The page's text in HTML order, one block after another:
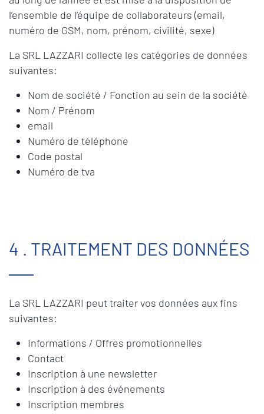
l’ensemble de l’équipe de collaborateurs (email,
numéro de GSM, nom, prénom, civilité, sexe)
La SRL LAZZARI collecte les catégories de données
suivantes:
Nom de société / Fonction au sein de la société
Nom / Prénom
email
Numéro de téléphone
Code postal
Numéro de tva
4 . TRAITEMENT DES DONNÉES
La SRL LAZZARI peut traiter vos données aux fins
suivantes:
Informations / Offres promotionnelles
Contact
Inscription à une newsletter
Inscription à des événements
Inscription membres